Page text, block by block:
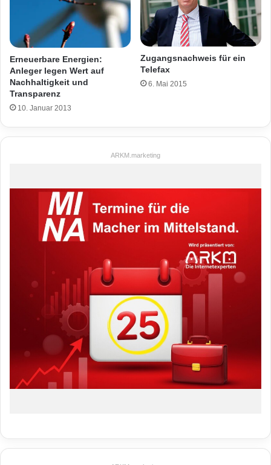
Erneuerbare Energien:
Anleger legen Wert auf
Nachhaltigkeit und
Transparenz
10. Januar 2013
Zugangsnachweis für ein
Telefax
6. Mai 2015
ARKM.marketing